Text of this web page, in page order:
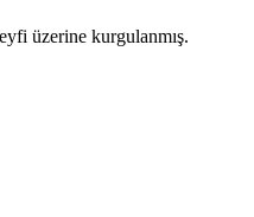
üzerine kurgulanmış.